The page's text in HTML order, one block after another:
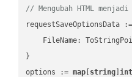
// Mengubah HTML menjadi
requestSaveOptionsData
FileName:
}
options := map string ]